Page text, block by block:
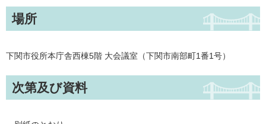
場所
下関市役所本庁舎西棟5階 大会議室（下関市南部町1番1号）
次第及び資料